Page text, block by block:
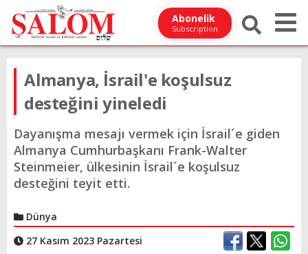
Abonelik
Subscription
Almanya, İsrail'e koşulsuz
desteğini yineledi
Dayanışma mesajı vermek için İsrail´e giden
Almanya Cumhurbaşkanı Frank-Walter
Steinmeier, ülkesinin İsrail´e koşulsuz
desteğini teyit etti.
Dünya
27 Kasım 2023 Pazartesi